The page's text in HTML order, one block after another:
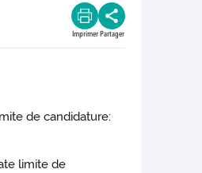
Imprimer Partager
de candidature:
limite de